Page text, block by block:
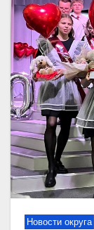
Новости округа